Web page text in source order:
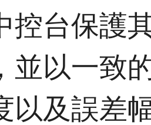
控台保護
並以一致
以及誤差